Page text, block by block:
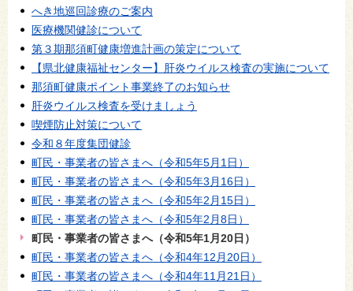
へき地巡回診療のご案内
医療機関健診について
第３期那須町健康増進計画の策定について
【県北健康福祉センター】肝炎ウイルス検査の実施について
那須町健康ポイント事業終了のお知らせ
肝炎ウイルス検査を受けましょう
喫煙防止対策について
令和８年度集団健診
町民・事業者の皆さまへ（令和5年5月1日）
町民・事業者の皆さまへ（令和5年3月16日）
町民・事業者の皆さまへ（令和5年2月15日）
町民・事業者の皆さまへ（令和5年2月8日）
町民・事業者の皆さまへ（令和5年1月20日）
町民・事業者の皆さまへ（令和4年12月20日）
町民・事業者の皆さまへ（令和4年11月21日）